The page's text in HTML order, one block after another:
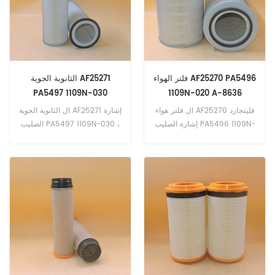
eng).
eng). Liebherr TA230-1156
(Liebherr D936LA6 270kW
367hp eng). ERF 10.35-
2005 / 01 (MAN D2066
(MAN D2066 eng).
الثانوية الجوية AF25271
PA5497 1109N-030
ال الثانوية الجوية AF25271 إشارة
الصليب PA5497 1109N-030 ،
فلتر الهواء AF25270 PA5496
1109N-020 A-8636
ال فلتر هواء AF25270 فليتجارد
إشارة الصليب PA5496 1109N-